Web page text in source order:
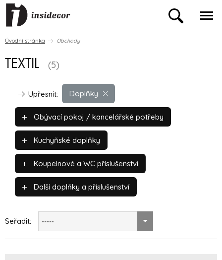
Úvodní stránka Obchody
TEXTIL (5)
Doplňky
Upřesnit:
Obývací pokoj / kancelářské potřeby
Kuchyňské doplňky
Koupelnové a WC příslušenství
Další doplňky a příslušenství
Seřadit: -----